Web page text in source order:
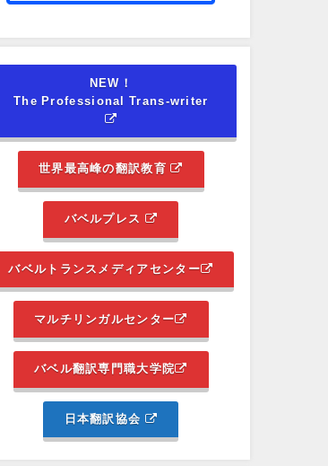
NEW！
The Professional Trans-writer
世界最高峰の翻訳教育
バベルプレス
バベルトランスメディアセンター
マルチリンガルセンター
バベル翻訳専門職大学院
日本翻訳協会